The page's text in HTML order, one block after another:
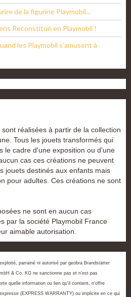
de la figurine Playmobil...
Reconstitué en Playmobil !
les Playmobil s'amusent à
réalisées à partir de la collection
Tous les jouets transformés qui
le cadre d'une exposition ou d'une
cas ces créations ne peuvent
jouets destinés aux enfants mais
pour adultes. Ces créations ne sont
ne sont en aucun cas
par la société Playmobil France
aimable autorisation.
parrainé ni autorisé par geobra Brandstätter
& Co. KG ne sanctionne pas et n'est pas
quelle information ou lien qu'il contient, n'offre
(EXPRESS WARRANTY) ou implicite en ce qui